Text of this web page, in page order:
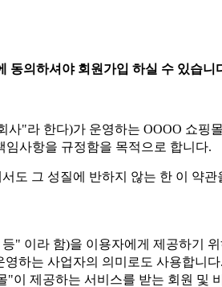
동의하셔야 회원가입 하실 수 있습니
사"라 한다)가 운영하는 OOOO 쇼
임사항을 규정함을 목적으로 합니다.
도 그 성질에 반하지 않는 한 이 약관
" 이라 함)을 이용자에게 제공하기
하는 사업자의 의미로도 사용합니다.
이 제공하는 서비스를 받는 회원 및